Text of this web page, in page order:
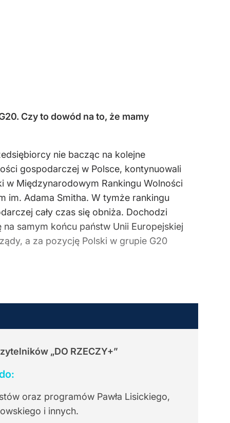
Czy to dowód na to, że mamy
nie bacząc na kolejne
gospodarczej w Polsce, kontynuowali
w Międzynarodowym Rankingu Wolności
im. Adama Smitha. W tymże rankingu
cały czas się obniża. Dochodzi
samym końcu państw Unii Europejskiej
a za pozycję Polski w grupie G20
„DO RZECZY+”
oraz programów Pawła Lisickiego,
i innych.